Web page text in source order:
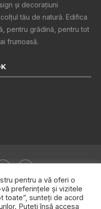
şi decoraţiuni
tău de natură. Edifica
pentru grădină, pentru tot
frumoasă.
de confidențialitate
pentru a vă oferi o
preferințele și vizitele
toate”, sunteți de acord
Puteți însă accesa